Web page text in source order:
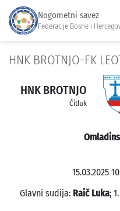
Nogometni savez
Federacije Bosne i
HNK BROTNJO-FK
HNK BROTNJO
Čitluk
15.03.2025
Glavni sudija: Raič Luka;